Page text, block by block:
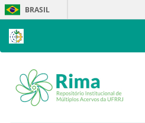
Skip
navigation
BRASIL